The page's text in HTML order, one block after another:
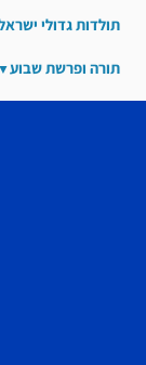
תולדות גדולי
תורה ופרשת שבוע